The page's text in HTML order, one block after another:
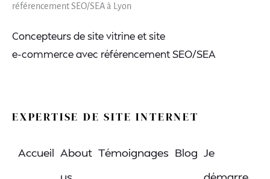
Concepteurs de site vitrine et site
e-commerce avec référencement SEO/SEA
EXPERTISE DE SITE INTERNET
Accueil About
us
Témoignages Blog Je
démarre